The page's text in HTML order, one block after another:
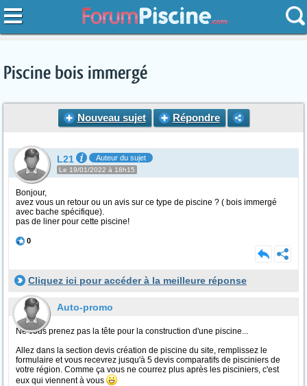
Piscine bois immergé
Nouveau sujet Répondre
L21 Auteur du sujet
Le 19/01/2022 à 18h15
Bonjour,
avez vous un retour ou un avis sur ce type de piscine ? ( bois immergé
avec bache spécifique).
pas de liner pour cette piscine!
0
Cliquez ici pour accéder à la meilleure réponse
Auto-promo
Ne vous prenez pas la tête pour la construction d'une piscine...
Allez dans la section devis création de piscine du site, remplissez le
formulaire et vous recevrez jusqu'à 5 devis comparatifs de pisciniers de
votre région. Comme ça vous ne courrez plus après les pisciniers, c'est
eux qui viennent à vous